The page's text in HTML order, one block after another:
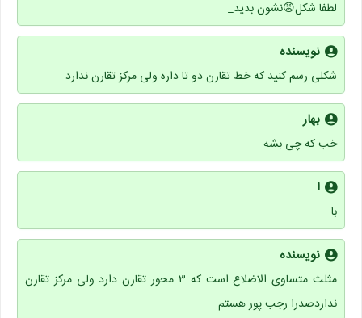
لطفا شکل😡نشون بدید_
نویسنده
شکلی رسم کنید که خط تقارن دو تا داره ولی مرکز تقارن ندارد
بهار
خب که چی بشه
ا
با
نویسنده
مثلث متساوی الاضلاع است که ۳ محور تقارن دارد ولی مرکز تقارن
نداردصدرا رجب پور هستم